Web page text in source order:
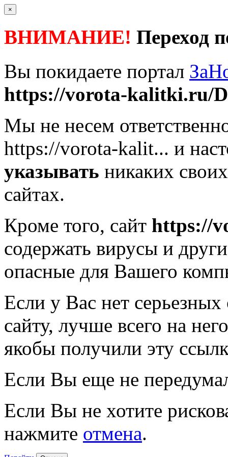
×
ВНИМАНИЕ! Переход
Вы покидаете портал
https://vorota-kalitki.ru/
Мы не несем
https://vorota-kalit... и
указывать никаких
сайтах.
Кроме того, сайт https://
содержать вирусы и
опасные для Вашего
Если у Вас нет
сайту, лучше всего на
якобы получили эту
Если Вы еще не
Если Вы не хотите
нажмите отмена.